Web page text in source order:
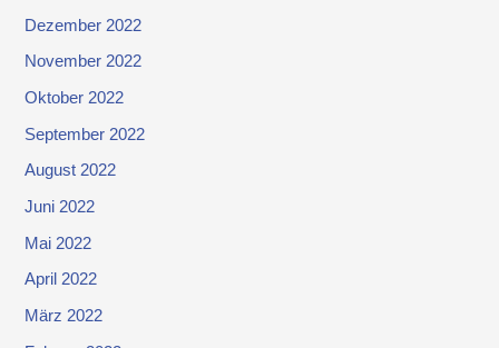
Dezember 2022
November 2022
Oktober 2022
September 2022
August 2022
Juni 2022
Mai 2022
April 2022
März 2022